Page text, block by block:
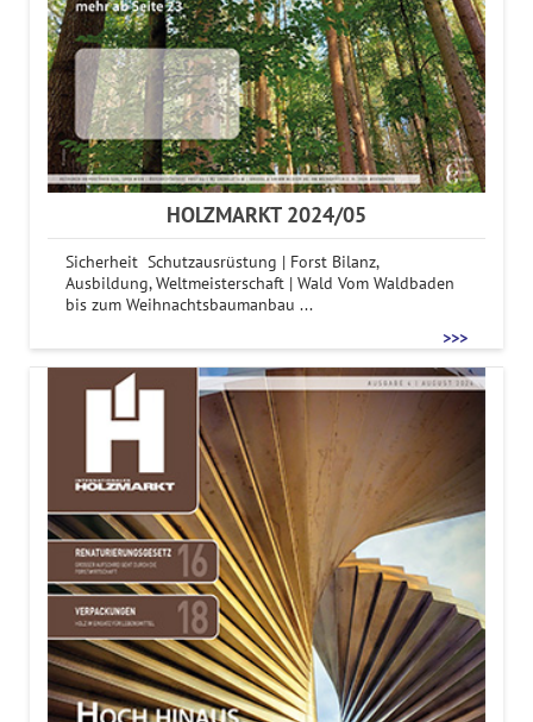
HOLZMARKT 2024/05
Sicherheit Schutzausrüstung | Forst Bilanz,
Ausbildung, Weltmeisterschaft | Wald Vom Waldbaden
bis zum Weihnachtsbaumanbau ...
>>>